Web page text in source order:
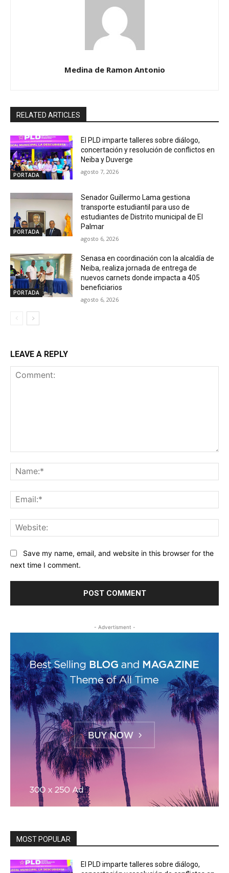
Medina de Ramon Antonio
RELATED ARTICLES
PORTADA
El PLD imparte talleres sobre diálogo,
concertación y resolución de conflictos en
Neiba y Duverge
agosto 7, 2026
PORTADA
Senador Guillermo Lama gestiona
transporte estudiantil para uso de
estudiantes de Distrito municipal de El
Palmar
agosto 6, 2026
PORTADA
Senasa en coordinación con la alcaldía de
Neiba, realiza jornada de entrega de
nuevos carnets donde impacta a 405
beneficiarios
agosto 6, 2026
LEAVE A REPLY
Save my name, email, and website in this browser for the
next time I comment.
- Advertisment -
MOST POPULAR
El PLD imparte talleres sobre diálogo,